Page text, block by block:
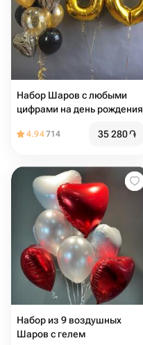
Набор Шаров с любыми
цифрами на день рождения
4.94714 35 280֏
Набор из 9 воздушных
Шаров с гелем